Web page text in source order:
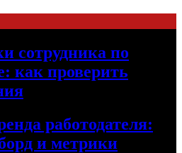
сотрудника по
как проверить
работодателя:
и метрики